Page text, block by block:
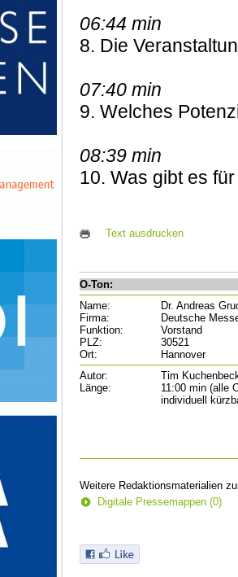
06:44 min
8. Die
07:40 min
9. Welches
08:39 min
10. Was gibt es
Text ausdrucken
O-Ton:
Name:
Dr. Andreas
Firma:
Deutsche
Funktion:
Vorstand
PLZ:
30521
Ort:
Hannover
Autor:
Tim
Länge:
11:00 min (alle
individuell
Weitere Redaktionsmaterialien
Digitale Pressemappen (0)